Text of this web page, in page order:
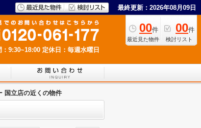
最終更新：2026年08月09日
00件
最近見た物件
00件
検討リスト
：9:30~18:00 定休日：毎週水曜日
国立店の近くの物件